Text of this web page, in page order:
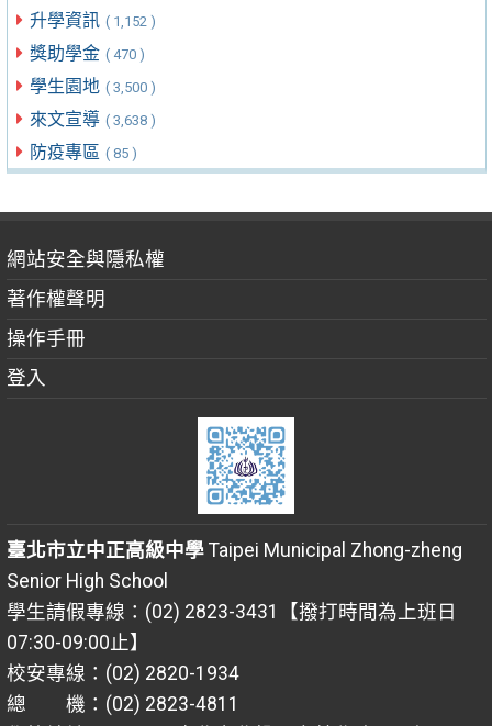
升學資訊 ( 1,152 )
獎助學金 ( 470 )
學生園地 ( 3,500 )
來文宣導 ( 3,638 )
防疫專區 ( 85 )
網站安全與隱私權
著作權聲明
操作手冊
登入
臺北市立中正高級中學Taipei Municipal Zhong-zheng
Senior High School
學生請假專線：(02) 2823-3431【撥打時間為上班日
07:30-09:00止】
校安專線：(02) 2820-1934
總 機：(02) 2823-4811